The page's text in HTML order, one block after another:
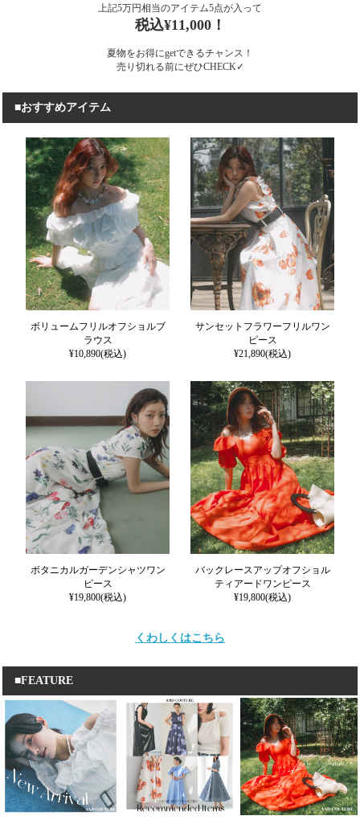
上記5万円相当のアイテム5点が入って
税込¥11,000！
夏物をお得にgetできるチャンス！
売り切れる前にぜひCHECK✓
■おすすめアイテム
ボリュームフリルオフショルブ
ラウス
¥10,890(税込)
サンセットフラワーフリルワン
ピース
¥21,890(税込)
ボタニカルガーデンシャツワン
ピース
¥19,800(税込)
バックレースアップオフショル
ティアードワンピース
¥19,800(税込)
くわしくはこちら
■FEATURE